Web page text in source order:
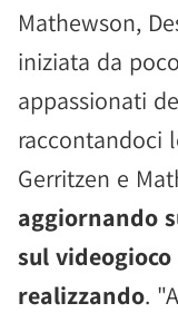
Mathewson,
iniziata da
appassionati
raccontandoci
Gerritzen e
aggiornando
sul
realizzando.